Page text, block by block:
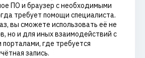
ПО и браузер с необходимыми
требует помощи специалиста.
вы сможете использовать её не
но и для иных взаимодействий с
где требуется
запись.